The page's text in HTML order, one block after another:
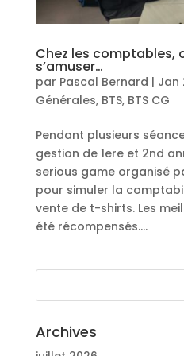
Chez les comptables,
s’amuser…
par Pascal Bernard | Jan
Générales, BTS, BTS CG
Pendant plusieurs
gestion de 1ere et 2nd
serious game organisé
pour simuler la
vente de t-shirts. Les
été récompensés....
Archives